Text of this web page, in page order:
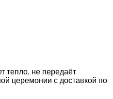
тепло, не передаёт
церемонии с доставкой по